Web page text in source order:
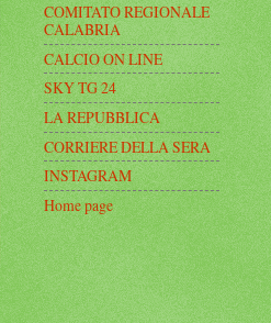
COMITATO REGIONALE
CALABRIA
CALCIO ON LINE
SKY TG 24
LA REPUBBLICA
CORRIERE DELLA SERA
INSTAGRAM
Home page